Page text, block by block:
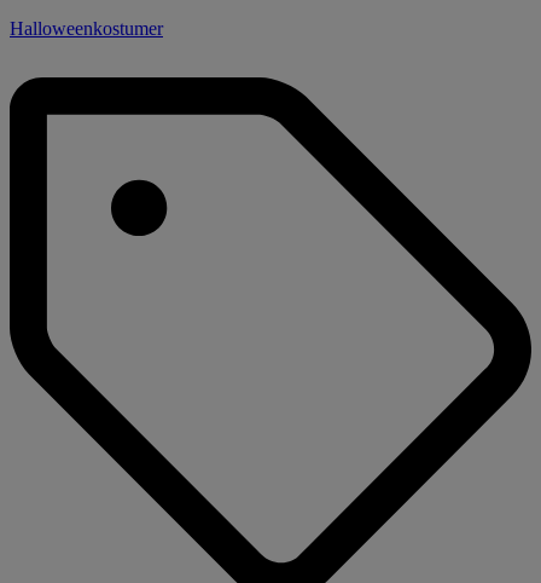
Halloweenkostumer